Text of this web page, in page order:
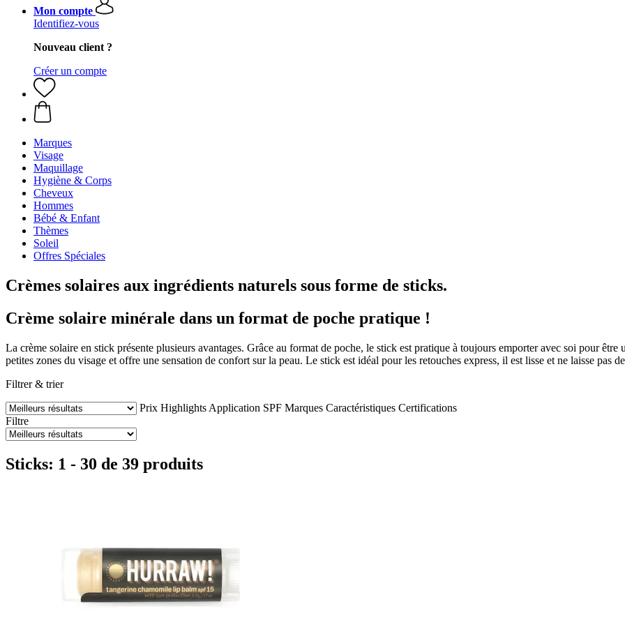
Mon compte
Identifiez-vous
Nouveau client ?
Créer un compte
Marques
Visage
Maquillage
Hygiène & Corps
Cheveux
Hommes
Bébé & Enfant
Thèmes
Soleil
Offres Spéciales
Crèmes solaires aux ingrédients naturels sous forme de sticks.
Crème solaire minérale dans un format de poche pratique !
La crème solaire en stick présente plusieurs avantages. Grâce au format de poche, le stick est pratique à toujours emporter avec soi pour
petites zones du visage et offre une sensation de confort sur la peau. Le stick est idéal pour les retouches express, il est lisse et ne laisse pas
Filtrer & trier
Prix Highlights Application SPF Marques Caractéristiques Certifications
Filtre
Sticks: 1 - 30 de 39 produits